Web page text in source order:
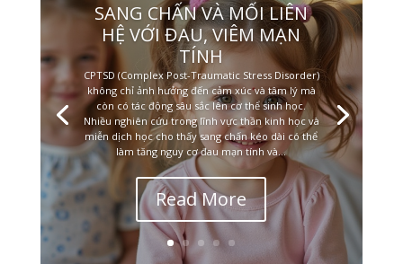
SANG CHẤN VÀ MỐI LIÊN
HỆ VỚI ĐAU, VIÊM MẠN
TÍNH
CPTSD (Complex Post-Traumatic Stress Disorder)
không chỉ ảnh hưởng đến cảm xúc và tâm lý mà
còn có tác động sâu sắc lên cơ thể sinh học.
Nhiều nghiên cứu trong lĩnh vực thần kinh học và
miễn dịch học cho thấy sang chấn kéo dài có thể
làm tăng nguy cơ đau mạn tính và...
Read More